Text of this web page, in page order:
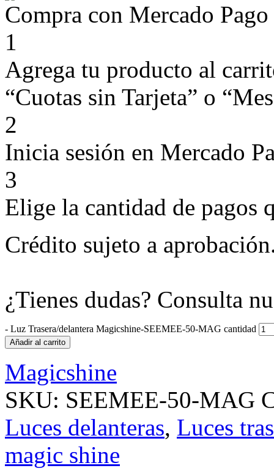
Compra con Mercado
1
Agrega tu producto al
“Cuotas sin Tarjeta” o
2
Inicia sesión en Mercado
3
Elige la cantidad de pagos
Crédito sujeto a
¿Tienes dudas? Consulta
- Luz Trasera/delantera Magicshine-SEEMEE-50-MAG cantidad
Añadir al carrito
Magicshine
SKU: SEEMEE-50-MAG
Luces delanteras, Luces
magic shine